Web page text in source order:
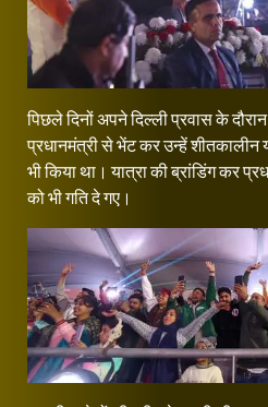
पिछले दिनों अपने दिल्ली प्रवास के
प्रधानमंत्री से भेंट कर उन्हें
भी किया था। यात्रा की ब्रांडिंग कर
को भी गति दे गए।